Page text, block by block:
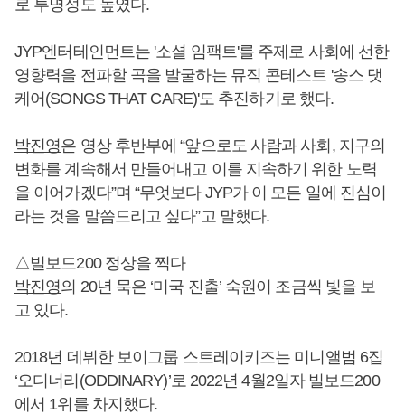
로 투명성도 높였다.
JYP엔터테인먼트는 '소셜 임팩트'를 주제로 사회에 선한
영향력을 전파할 곡을 발굴하는 뮤직 콘테스트 '송스 댓
케어(SONGS THAT CARE)'도 추진하기로 했다.
박진영은 영상 후반부에 “앞으로도 사람과 사회, 지구의
변화를 계속해서 만들어내고 이를 지속하기 위한 노력
을 이어가겠다”며 “무엇보다 JYP가 이 모든 일에 진심이
라는 것을 말씀드리고 싶다”고 말했다.
△빌보드200 정상을 찍다
박진영의 20년 묵은 ‘미국 진출’ 숙원이 조금씩 빛을 보
고 있다.
2018년 데뷔한 보이그룹 스트레이키즈는 미니앨범 6집
‘오디너리(ODDINARY)’로 2022년 4월2일자 빌보드200
에서 1위를 차지했다.